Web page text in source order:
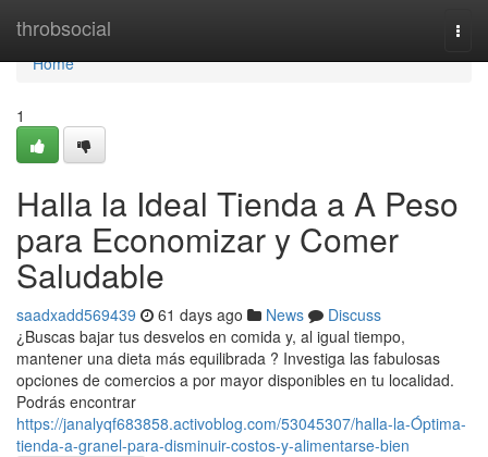
throbsocial
Home
Home
1
Halla la Ideal Tienda a A Peso
para Economizar y Comer
Saludable
saadxadd569439 61 days ago News
Discuss
¿Buscas bajar tus desvelos en comida y, al igual tiempo,
mantener una dieta más equilibrada ? Investiga las fabulosas
opciones de comercios a por mayor disponibles en tu localidad.
Podrás encontrar
https://janalyqf683858.activoblog.com/53045307/halla-la-Óptima-
tienda-a-granel-para-disminuir-costos-y-alimentarse-bien